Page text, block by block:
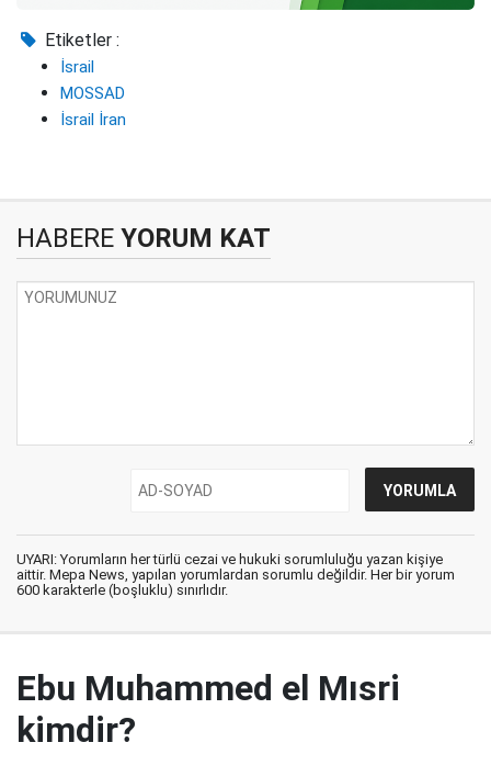
Etiketler :
İsrail
MOSSAD
İsrail İran
HABERE YORUM KAT
UYARI: Yorumların her türlü cezai ve hukuki sorumluluğu yazan kişiye
aittir. Mepa News, yapılan yorumlardan sorumlu değildir. Her bir yorum
600 karakterle (boşluklu) sınırlıdır.
Ebu Muhammed el Mısri
kimdir?